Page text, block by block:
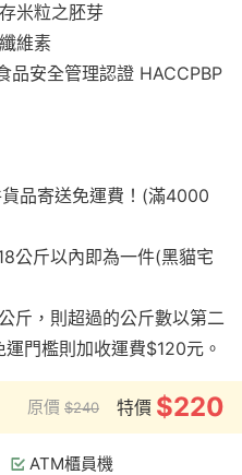
米粒之胚芽
維素
安全管理認證 HACCPBP
品寄送免運費！(滿4000
公斤以內即為一件(黑貓宅
斤，則超過的公斤數以第二
門檻則加收運費$120元。
原價 $240 特價 $220
ATM櫃員機